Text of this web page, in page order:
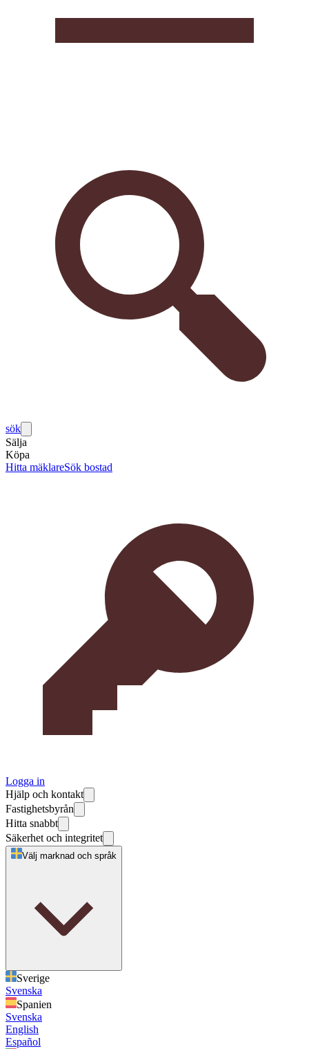
sök
Sälja
Köpa
Hitta mäklareSök bostad
Logga in
Hjälp och kontakt
Fastighetsbyrån
Hitta snabbt
Säkerhet och integritet
Välj marknad och språk
Sverige
Svenska
Spanien
Svenska
English
Español